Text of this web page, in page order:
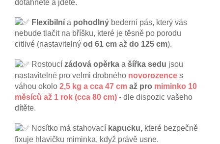
dotáhnete a jdete.
Flexibilní a pohodlný bederní pás, který vás
nebude tlačit na bříšku, které je těsně po porodu
citlivé (nastavitelný od 61 cm až do 125 cm).
Rostoucí zádová opěrka a šířka sedu jsou
nastavitelné pro velmi drobného novorozence s
váhou okolo 2,5 kg a cca 47 cm až pro miminko 10
měsíců až 1 rok (cca 80 cm) - dle dispozic vašeho
dítěte.
Nosítko má stahovací kapucku, které bezpečně
fixuje hlavičku miminka, když právě usne.